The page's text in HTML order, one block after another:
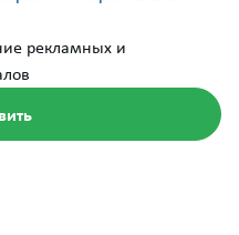
рекламных и